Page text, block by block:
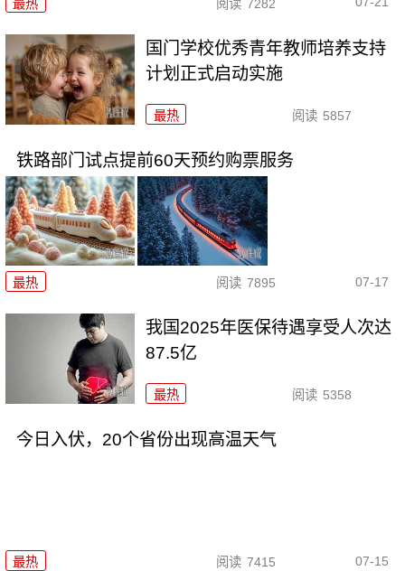
最热 阅读 7282
国门学校优秀青年教师培养支持
计划正式启动实施
最热 阅读 5857
铁路部门试点提前60天预约购票服务
最热 阅读 7895 07-17
我国2025年医保待遇享受人次达
87.5亿
最热 阅读 5358
今日入伏，20个省份出现高温天气
最热 阅读 7415 07-15